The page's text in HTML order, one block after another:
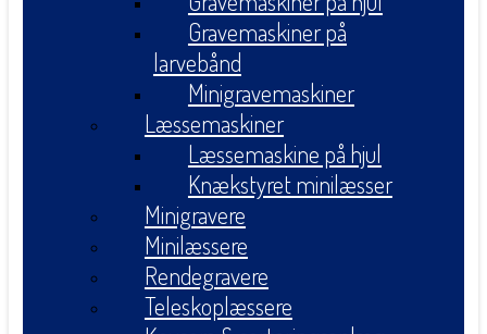
Gravemaskiner på
larvebånd
Minigravemaskiner
Læssemaskiner
Læssemaskine på hjul
Knækstyret minilæsser
Minigravere
Minilæssere
Rendegravere
Teleskoplæssere